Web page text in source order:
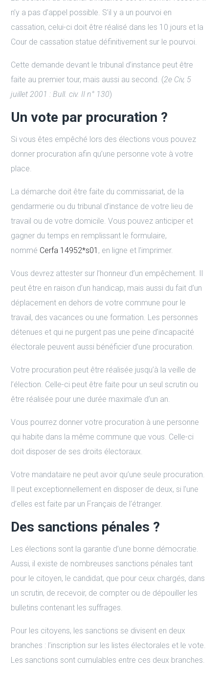
n’y a pas d’appel possible. S’il y a un pourvoi en
cassation, celui-ci doit être réalisé dans les 10 jours et la
Cour de cassation statue définitivement sur le pourvoi.
Cette demande devant le tribunal d’instance peut être
faite au premier tour, mais aussi au second. (2e Civ, 5
juillet 2001 : Bull. civ. II n° 130)
Un vote par procuration ?
Si vous êtes empêché lors des élections vous pouvez
donner procuration afin qu’une personne vote à votre
place.
La démarche doit être faite du commissariat, de la
gendarmerie ou du tribunal d’instance de votre lieu de
travail ou de votre domicile. Vous pouvez anticiper et
gagner du temps en remplissant le formulaire,
nommé Cerfa 14952*s01 , en ligne et l’imprimer.
Vous devrez attester sur l’honneur d’un empêchement. Il
peut être en raison d’un handicap, mais aussi du fait d’un
déplacement en dehors de votre commune pour le
travail, des vacances ou une formation. Les personnes
détenues et qui ne purgent pas une peine d’incapacité
électorale peuvent aussi bénéficier d’une procuration.
Votre procuration peut être réalisée jusqu’à la veille de
l’élection. Celle-ci peut être faite pour un seul scrutin ou
être réalisée pour une durée maximale d’un an.
Vous pourrez donner votre procuration à une personne
qui habite dans la même commune que vous. Celle-ci
doit disposer de ses droits électoraux.
Votre mandataire ne peut avoir qu’une seule procuration.
Il peut exceptionnellement en disposer de deux, si l’une
d’elles est faite par un Français de l’étranger.
Des sanctions pénales ?
Les élections sont la garantie d’une bonne démocratie.
Aussi, il existe de nombreuses sanctions pénales tant
pour le citoyen, le candidat, que pour ceux chargés, dans
un scrutin, de recevoir, de compter ou de dépouiller les
bulletins contenant les suffrages.
Pour les citoyens, les sanctions se divisent en deux
branches : l’inscription sur les listes électorales et le vote.
Les sanctions sont cumulables entre ces deux branches.